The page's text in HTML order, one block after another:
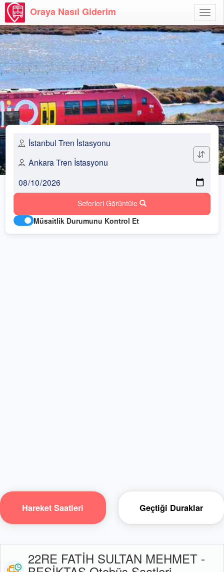
Aç
Oraya Nasıl Giderim
Seferleri Görüntüle
Müsaitlik Durumunu Kontrol Et
Hareket Saatleri Geçtiği Duraklar
22RE FATİH SULTAN MEHMET -